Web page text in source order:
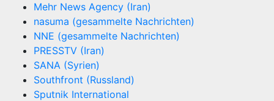
Mehr News Agency (Iran)
nasuma (gesammelte Nachrichten)
NNE (gesammelte Nachrichten)
PRESSTV (Iran)
SANA (Syrien)
Southfront (Russland)
Sputnik International